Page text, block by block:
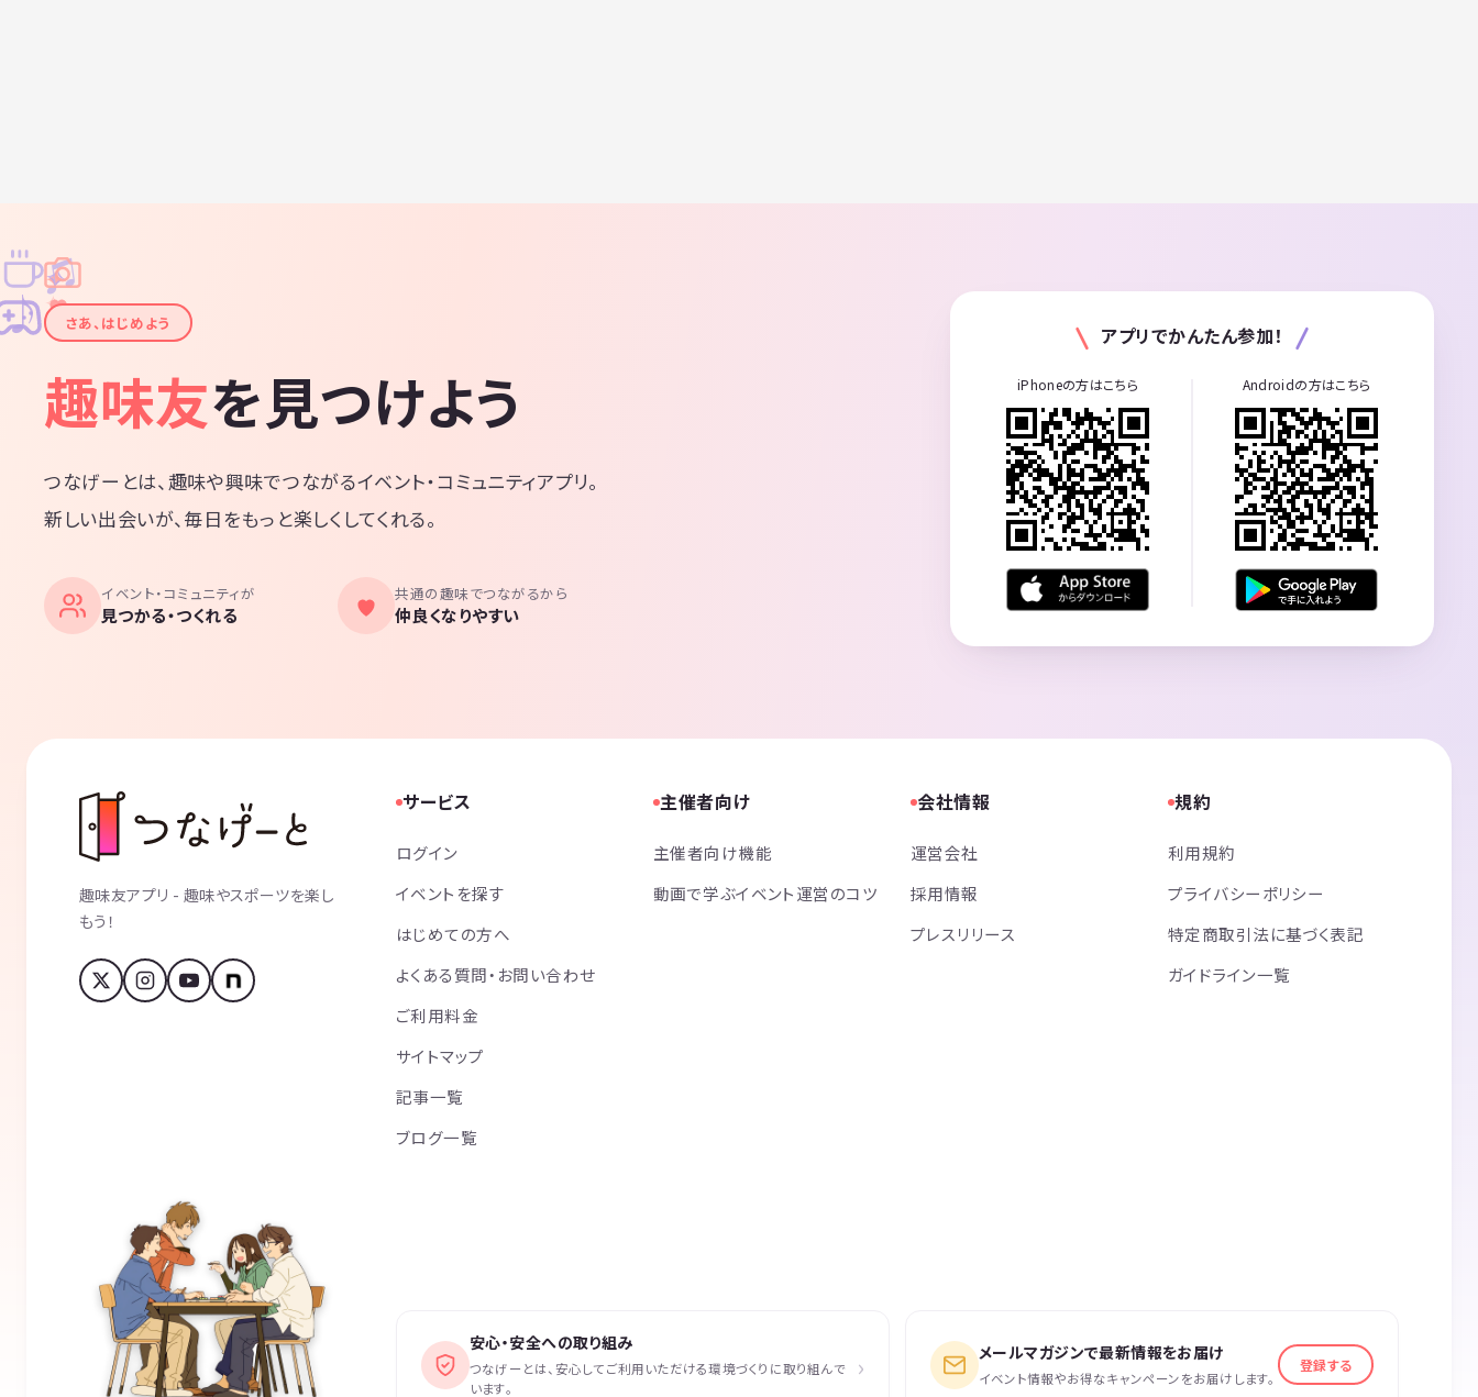
✦
✦
✧
✧
♪
♫
さあ、はじめよう
趣味友を見つけよう
つなげーとは、趣味や興味でつながるイベント・コミュニティアプリ。
新しい出会いが、毎日をもっと楽しくしてくれる。
イベント・コミュニティが
見つかる・つくれる
共通の趣味でつながるから
仲良くなりやすい
アプリでかんたん参加！
iPhoneの方はこちら Androidの方はこちら
趣味友アプリ - 趣味やスポーツを楽し
もう！
サービス
ログイン
イベントを探す
はじめての方へ
よくある質問・お問い合わせ
ご利用料金
サイトマップ
記事一覧
ブログ一覧
主催者向け
主催者向け機能
動画で学ぶイベント運営のコツ
会社情報
運営会社
採用情報
プレスリリース
規約
利用規約
プライバシーポリシー
特定商取引法に基づく表記
ガイドライン一覧
安心・安全への取り組み
つなげーとは、安心してご利用いただける環境づくりに取り組んで
います。
› メールマガジンで最新情報をお届け
イベント情報やお得なキャンペーンをお届けします。
登録する